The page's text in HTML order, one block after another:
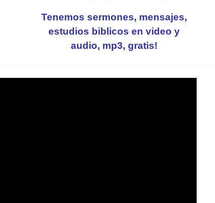
Tenemos sermones, mensajes,
estudios biblicos en video y
audio, mp3, gratis!